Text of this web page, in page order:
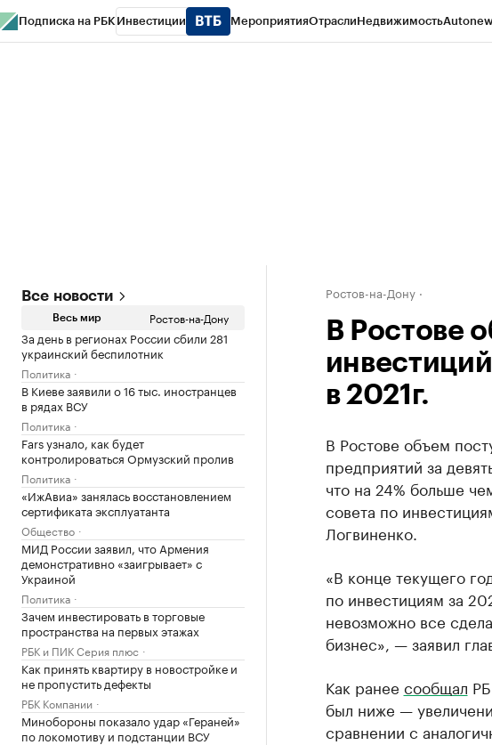
Подписка на РБК Инвестиции МероприятияОтраслиНедвижимость
Все новости
Весь мир Ростов-на-Дону
За день в регионах России сбили 281
украинский беспилотник
Политика
В Киеве заявили о 16 тыс. иностранцев
в рядах ВСУ
Политика
Fars узнало, как будет
контролироваться Ормузский пролив
Политика
«ИжАвиа» занялась восстановлением
сертификата эксплуатанта
Общество
МИД России заявил, что Армения
демонстративно «заигрывает» с
Украиной
Политика
Зачем инвестировать в торговые
пространства на первых этажах
РБК и ПИК Серия плюс
Как принять квартиру в новостройке и
не пропустить дефекты
РБК Компании
Минобороны показало удар «Гераней»
по локомотиву и подстанции ВСУ
Ростов-на-Дону
В Ростове
в 2021г.
В Ростове объем
предприятий за
что на 24% больше
совета по
Логвиненко.
«В конце текущего
по инвестициям за
невозможно все
бизнес», — заявил
Как ранее сообщал
был ниже —
сравнении с